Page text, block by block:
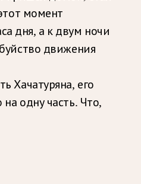
момент
дня, а к двум ночи
движения
Хачатуряна, его
одну часть. Что,